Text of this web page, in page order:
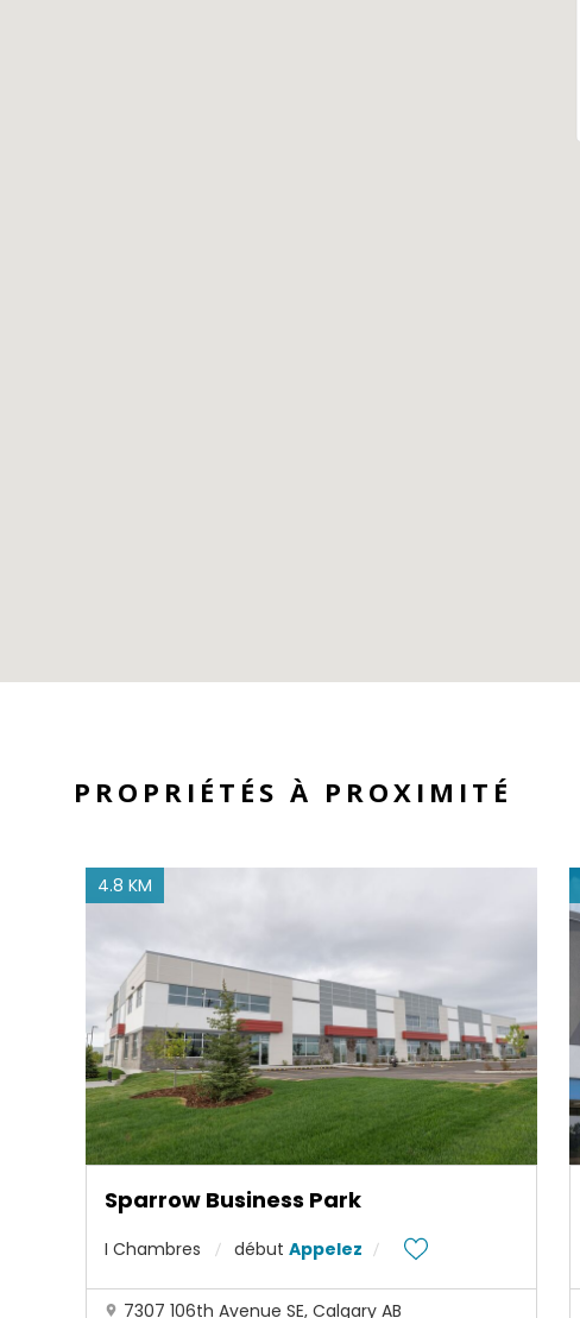
PROPRIÉTÉS À PROXIMITÉ
4.8 KM
Sparrow Business Park
I Chambres début Appelez
7307 106th Avenue SE, Calgary AB